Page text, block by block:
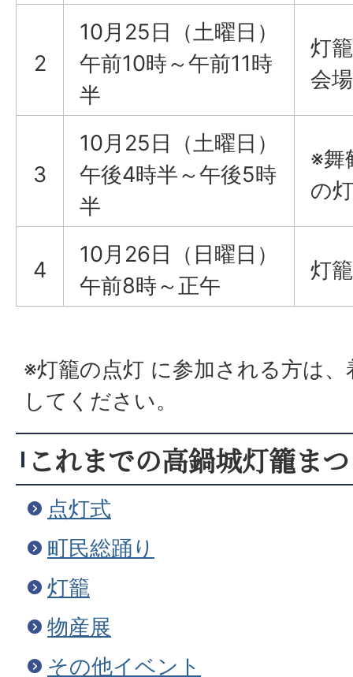
2
10月25日（土曜日）
午前10時～午前11時
半
灯
会
3
10月25日（土曜日）
午後4時半～午後5時
半
※舞
の
4
10月26日（日曜日）
午前8時～正午
灯
※灯籠の点灯 に参加される方は
してください。
これまでの高鍋城灯籠ま
点灯式
町民総踊り
灯籠
物産展
その他イベント